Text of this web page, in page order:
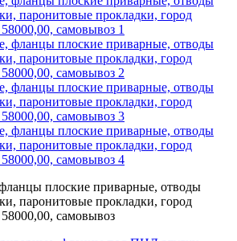
плоские приварные, отводы
паронитовые прокладки, город
самовывоз